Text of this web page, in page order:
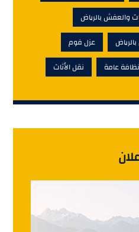
والعفش بالرياض
عزل فوم
نظافة عامة نقل الأثاث